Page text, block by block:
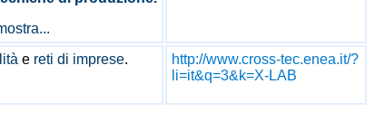
e reti di imprese.
http://www.cross-tec.enea.it/?
li=it&q=3&k=X-LAB